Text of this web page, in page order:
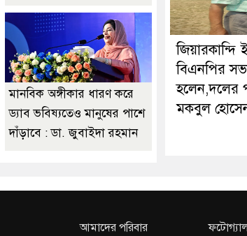
জিয়ারকান্দি
বিএনপির
হলেন,দলের
মকবুল
মানবিক অঙ্গীকার ধারণ করে
ড্যাব ভবিষ্যতেও মানুষের পাশে
দাঁড়াবে : ডা. জুবাইদা রহমান
আমাদের পরিবার